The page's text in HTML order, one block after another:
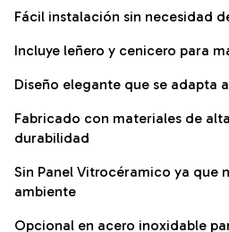
Fácil instalación sin necesidad
Incluye leñero y cenicero para
Diseño elegante que se adapta
Fabricado con materiales de
durabilidad
Sin Panel Vitrocéramico ya que
ambiente
Opcional en acero inoxidable